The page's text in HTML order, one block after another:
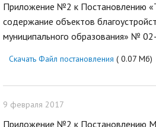
Приложение №2 к Постановлению
содержание объектов
муниципального образования» №
Скачать Файл постановления ( 0.07 Мб)
9 февраля 2017
Приложение №2 к Постановлению